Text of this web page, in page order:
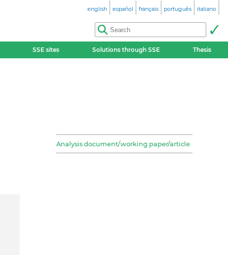
english español français português italiano
SSE sites Solutions through SSE Thesis
Analysis document/working paper/article